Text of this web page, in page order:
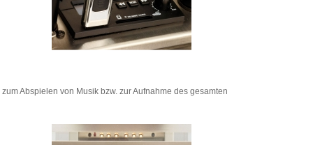
Abspielen von Musik bzw. zur Aufnahme des gesamten